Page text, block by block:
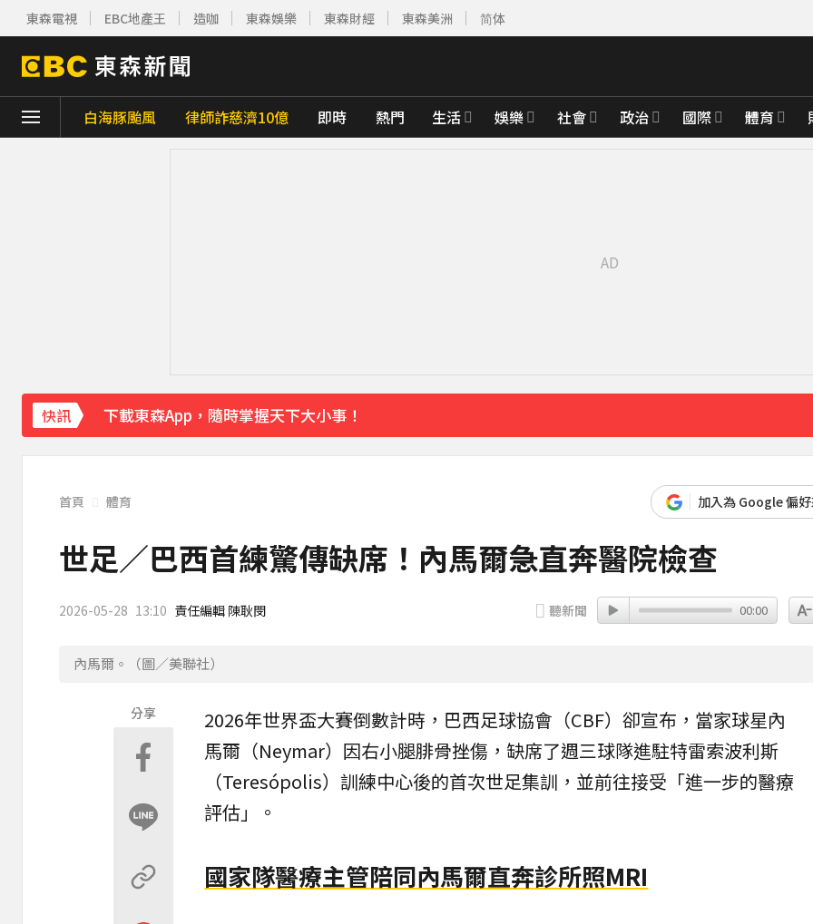
東森電視 EBC地產王 造咖 東森娛樂 東森財經 東森美洲 简体
白海豚颱風 律師詐慈濟10億 即時 熱門 生活 娛樂 社會 政治 國際 體育
快訊
下載東森App，隨時掌握天下大小事！
快訊／白海豚逼近！連江縣宣布明天停班停課
5分鐘前
首頁 體育 加入為 Google 偏
世足／巴西首練驚傳缺席！內馬爾急直奔醫院檢查
2026-05-28 13:10 責任編輯 陳耿閔 聽新聞 00:00
內馬爾。（圖／美聯社）
分享 2026年世界盃大賽倒數計時， 巴西足球協會（CBF）卻宣布，當家球星內
馬爾 （Neymar）因右小腿腓骨挫傷，缺席了週三球隊進駐特雷索波利斯
（Teresópolis）訓練中心後的首次世足集訓，並前往接受「進一步的醫療
評估」。
國家隊醫療主管陪同內馬爾直奔診所照MRI